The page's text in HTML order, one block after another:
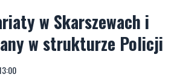
w Skarszewach i
w strukturze Policji